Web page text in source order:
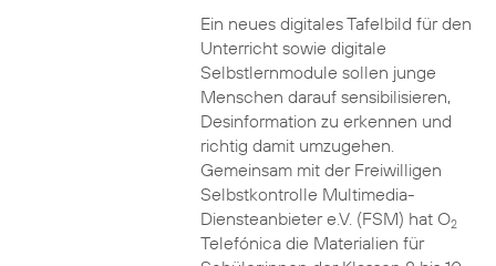
Ein neues digitales Tafelbild für den
Unterricht sowie digitale
Selbstlernmodule sollen junge
Menschen darauf sensibilisieren,
Desinformation zu erkennen und
richtig damit umzugehen.
Gemeinsam mit der Freiwilligen
Selbstkontrolle Multimedia-
Diensteanbieter e.V. (FSM) hat O2
Telefónica die Materialien für